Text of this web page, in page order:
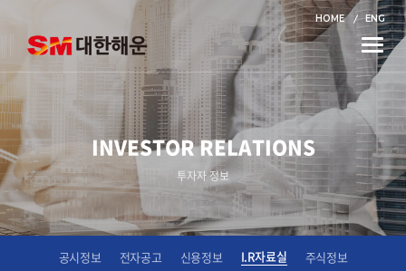
HOME ENG
Toggle
INVESTOR RELATIONS
투자자 정보
공시정보 전자공고 신용정보 I.R자료실 주식정보